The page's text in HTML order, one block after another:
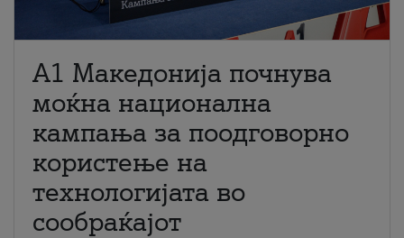
A1 Македонија почнува
моќна национална
кампања за поодговорно
користење на
технологијата во
сообраќајот